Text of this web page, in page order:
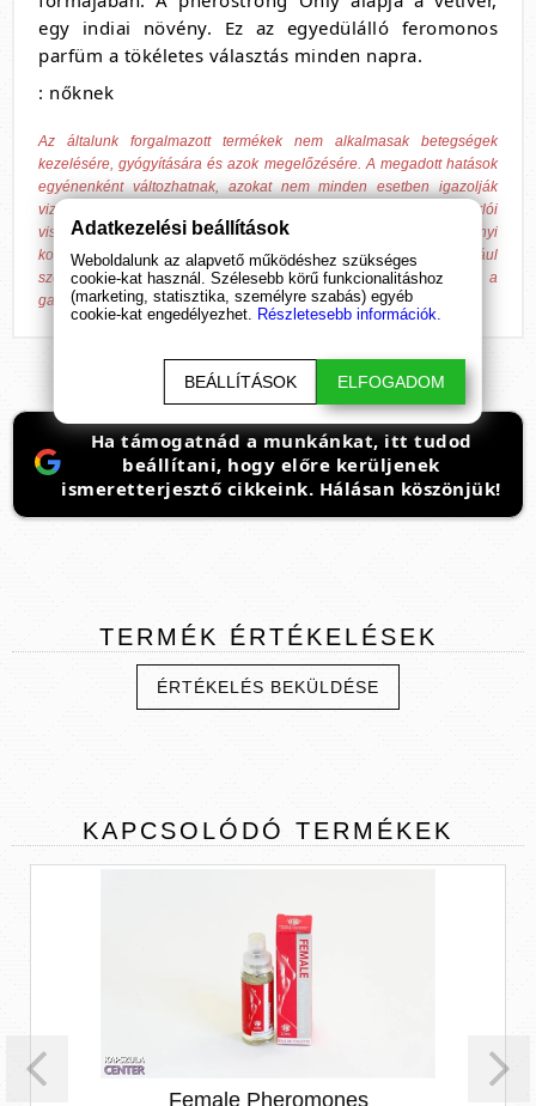
egy indiai növény. Ez az egyedülálló feromonos
parfüm a tökéletes választás minden napra.
: nőknek
Az általunk forgalmazott termékek nem alkalmasak betegségek
kezelésére, gyógyítására és azok megelőzésére. A megadott hatások
egyénenként változhatnak, azokat nem minden esetben igazolják
vizsgálatok, csak tájékoztató jellegűek, hagyományokon és vásárlói
visszajelzéseken alapulnak! A Bende Online Média Kft. valamennyi
kommunikációs felületén tiszteletben tartja a fentiek jogforrásául
szolgáló 37/2004. (IV. 26.) ESzCsM rendeletben írtakat, továbbá a
gazdasági versenyhivatali előírásokat.
Ha támogatnád a munkánkat, itt tudod
beállítani, hogy előre kerüljenek
ismeretterjesztő cikkeink. Hálásan köszönjük!
TERMÉK ÉRTÉKELÉSEK
ÉRTÉKELÉS BEKÜLDÉSE
KAPCSOLÓDÓ TERMÉKEK
Female Pheromones
Adatkezelési beállítások
Weboldalunk az alapvető működéshez szükséges
cookie-kat használ. Szélesebb körű funkcionalitáshoz
(marketing, statisztika, személyre szabás) egyéb
cookie-kat engedélyezhet. Részletesebb információk.
BEÁLLÍTÁSOK ELFOGADOM